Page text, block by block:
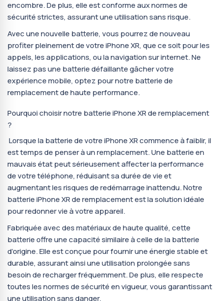
encombre. De plus, elle est conforme aux normes de
sécurité strictes, assurant une utilisation sans risque.
Avec une nouvelle batterie, vous pourrez de nouveau
profiter pleinement de votre iPhone XR, que ce soit pour les
appels, les applications, ou la navigation sur internet. Ne
laissez pas une batterie défaillante gâcher votre
expérience mobile, optez pour notre batterie de
remplacement de haute performance.
Pourquoi choisir notre batterie iPhone XR de remplacement
?
Lorsque la batterie de votre iPhone XR commence à faiblir, il
est temps de penser à un remplacement. Une batterie en
mauvais état peut sérieusement affecter la performance
de votre téléphone, réduisant sa durée de vie et
augmentant les risques de redémarrage inattendu. Notre
batterie iPhone XR de remplacement est la solution idéale
pour redonner vie à votre appareil.
Fabriquée avec des matériaux de haute qualité, cette
batterie offre une capacité similaire à celle de la batterie
d’origine. Elle est conçue pour fournir une énergie stable et
durable, assurant ainsi une utilisation prolongée sans
besoin de recharger fréquemment. De plus, elle respecte
toutes les normes de sécurité en vigueur, vous garantissant
une utilisation sans danger.